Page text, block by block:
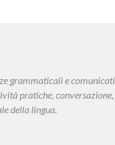
grammaticali e
pratiche,
della lingua.